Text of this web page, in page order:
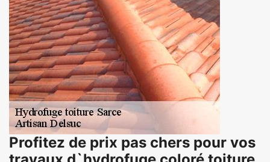
Profitez de prix pas chers pour vos